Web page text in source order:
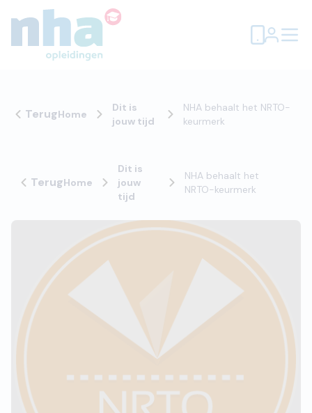
TerugHome
Dit is
jouw tijd
NHA behaalt het NRTO-
keurmerk
TerugHome
Dit is
jouw
tijd
NHA behaalt het
NRTO-keurmerk